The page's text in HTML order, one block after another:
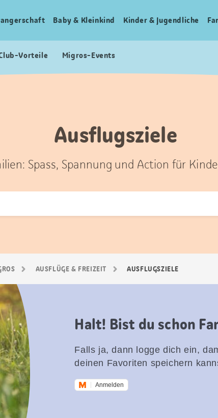
Baby & Kleinkind Kinder & Jugendliche
Vorteile Migros-Events
Ausflugsziele
Spass, Spannung und Action für
AUSFLÜGE & FREIZEIT AUSFLUGSZIELE
Halt! Bist du schon
Falls ja, dann logge dich ein,
deinen Favoriten speichern
Anmelden